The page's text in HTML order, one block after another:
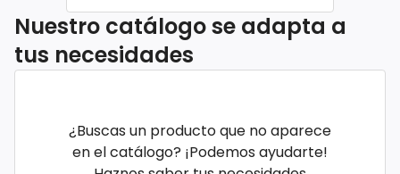
Nuestro catálogo se adapta a
tus necesidades
¿Buscas un producto que no aparece
en el catálogo? ¡Podemos ayudarte!